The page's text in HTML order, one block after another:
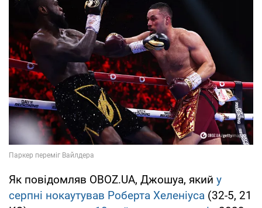
Як повідомляв OBOZ.UA, Джошуа, який у
серпні нокаутував Роберта Хеленіуса (32-5, 21